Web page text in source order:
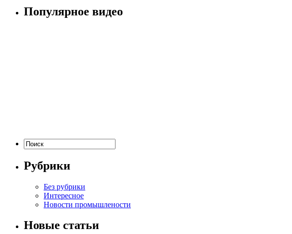
Популярное видео
Рубрики
Без рубрики
Интересное
Новости промышлености
Новые статьи